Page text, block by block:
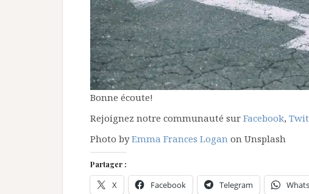
Bonne écoute!
Rejoignez notre communauté sur Facebook,
Photo byEmma Frances Logan on Unsplash
Partager :
X Facebook Telegram